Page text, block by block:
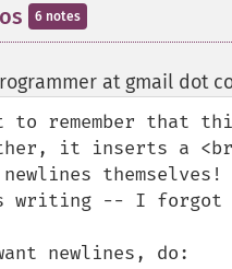
6 notes
at gmail dot
remember that
it inserts a
writing -- I forgot
newlines, do: